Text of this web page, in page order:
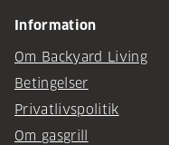
Information
Om Backyard Living
Betingelser
Privatlivspolitik
Om gasgrill